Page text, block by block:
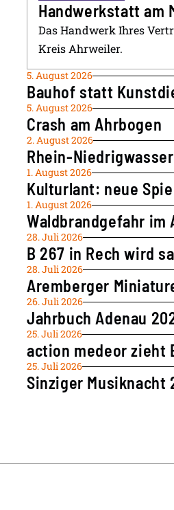
Handwerkstatt am
Das Handwerk Ihres
Kreis Ahrweiler.
5. August 2026
Bauhof statt
5. August 2026
Crash am Ahrbogen
2. August 2026
Rhein-Niedrigwasser
1. August 2026
Kulturlant: neue
1. August 2026
Waldbrandgefahr im
28. Juli 2026
B 267 in Rech wird
28. Juli 2026
Aremberger
26. Juli 2026
Jahrbuch Adenau
25. Juli 2026
action medeor zieht
25. Juli 2026
Sinziger Musiknacht